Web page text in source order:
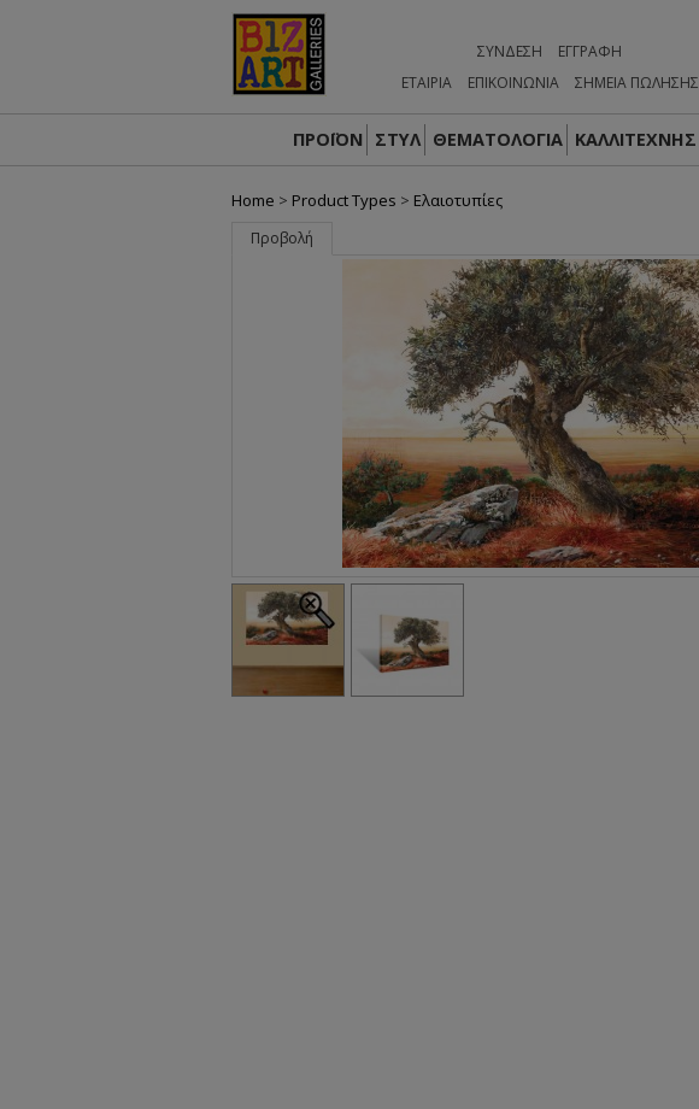
ΣΎΝΔΕΣΗ
ΕΓΓΡΑΦΉ
ΕΤΑΙΡΙΑ
ΕΠΙΚΟΙΝΩΝΙΑ ΣΗΜΕΙΑ ΠΩΛΗΣΗΣ
ΠΡΟΪΟΝ ΣΤΥΛ ΘΕΜΑΤΟΛΟΓΙΑ ΚΑΛΛΙΤΕΧΝΗΣ
Home > Product Types > Ελαιοτυπίες
Προβολή